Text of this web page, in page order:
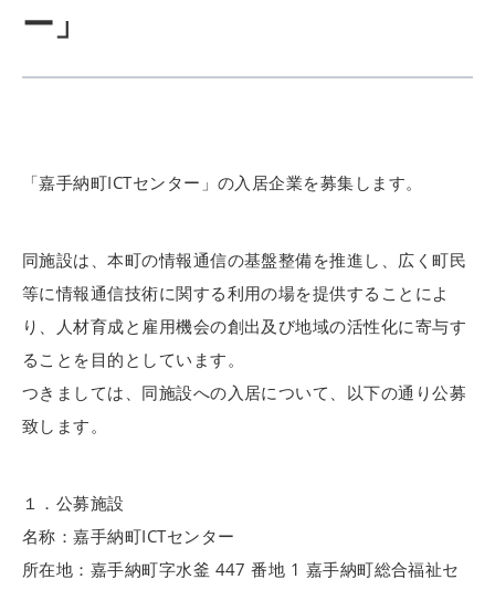
ー」
「嘉手納町ICTセンター」の入居企業を募集します。
同施設は、本町の情報通信の基盤整備を推進し、広く町民
等に情報通信技術に関する利用の場を提供することによ
り、人材育成と雇用機会の創出及び地域の活性化に寄与す
ることを目的としています。
つきましては、同施設への入居について、以下の通り公募
致します。
１．公募施設
名称：嘉手納町ICTセンター
所在地：嘉手納町字水釜 447 番地 1 嘉手納町総合福祉セ